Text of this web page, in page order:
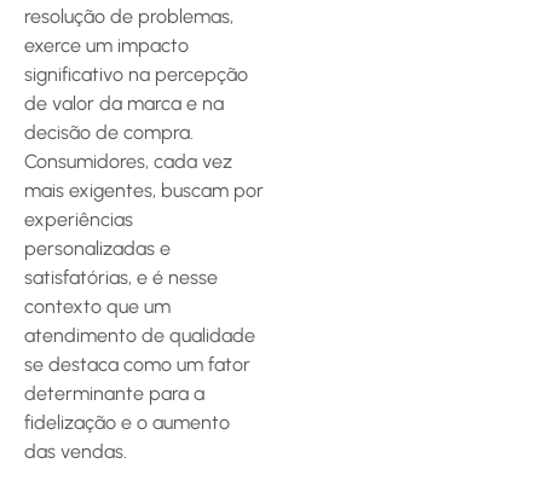
resolução de problemas,
exerce um impacto
significativo na percepção
de valor da marca e na
decisão de compra.
Consumidores, cada vez
mais exigentes, buscam por
experiências
personalizadas e
satisfatórias, e é nesse
contexto que um
atendimento de qualidade
se destaca como um fator
determinante para a
fidelização e o aumento
das vendas.